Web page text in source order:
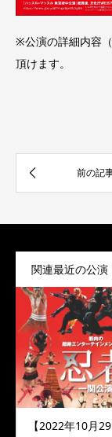
※公演の詳細内容
頂けます。
関連最近の公演
【2022年10月